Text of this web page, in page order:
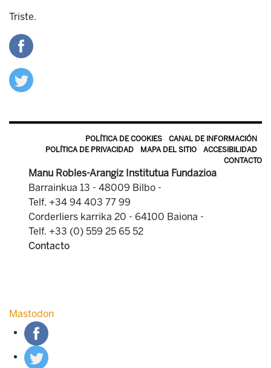
Triste.
POLÍTICA DE COOKIES
CANAL DE INFORMACIÓN
POLÍTICA DE PRIVACIDAD
MAPA DEL SITIO
ACCESIBILIDAD
CONTACTO
Manu Robles-Arangiz Institutua Fundazioa
Barrainkua 13 - 48009 Bilbo -
Telf. +34 94 403 77 99
Corderliers karrika 20 - 64100 Baiona -
Telf. +33 (0) 559 25 65 52
Contacto
Mastodon